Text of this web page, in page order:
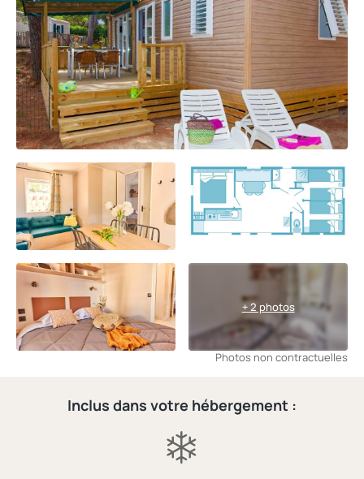
+ 2 photos
Photos non contractuelles
Inclus dans votre hébergement :